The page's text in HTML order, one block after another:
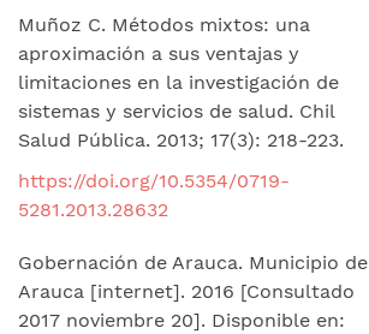
Muñoz C. Métodos mixtos: una
aproximación a sus ventajas y
limitaciones en la investigación de
sistemas y servicios de salud. Chil
Salud Pública. 2013; 17(3): 218-223.
https://doi.org/10.5354/0719-
5281.2013.28632
Gobernación de Arauca. Municipio de
Arauca [internet]. 2016 [Consultado
2017 noviembre 20]. Disponible en: